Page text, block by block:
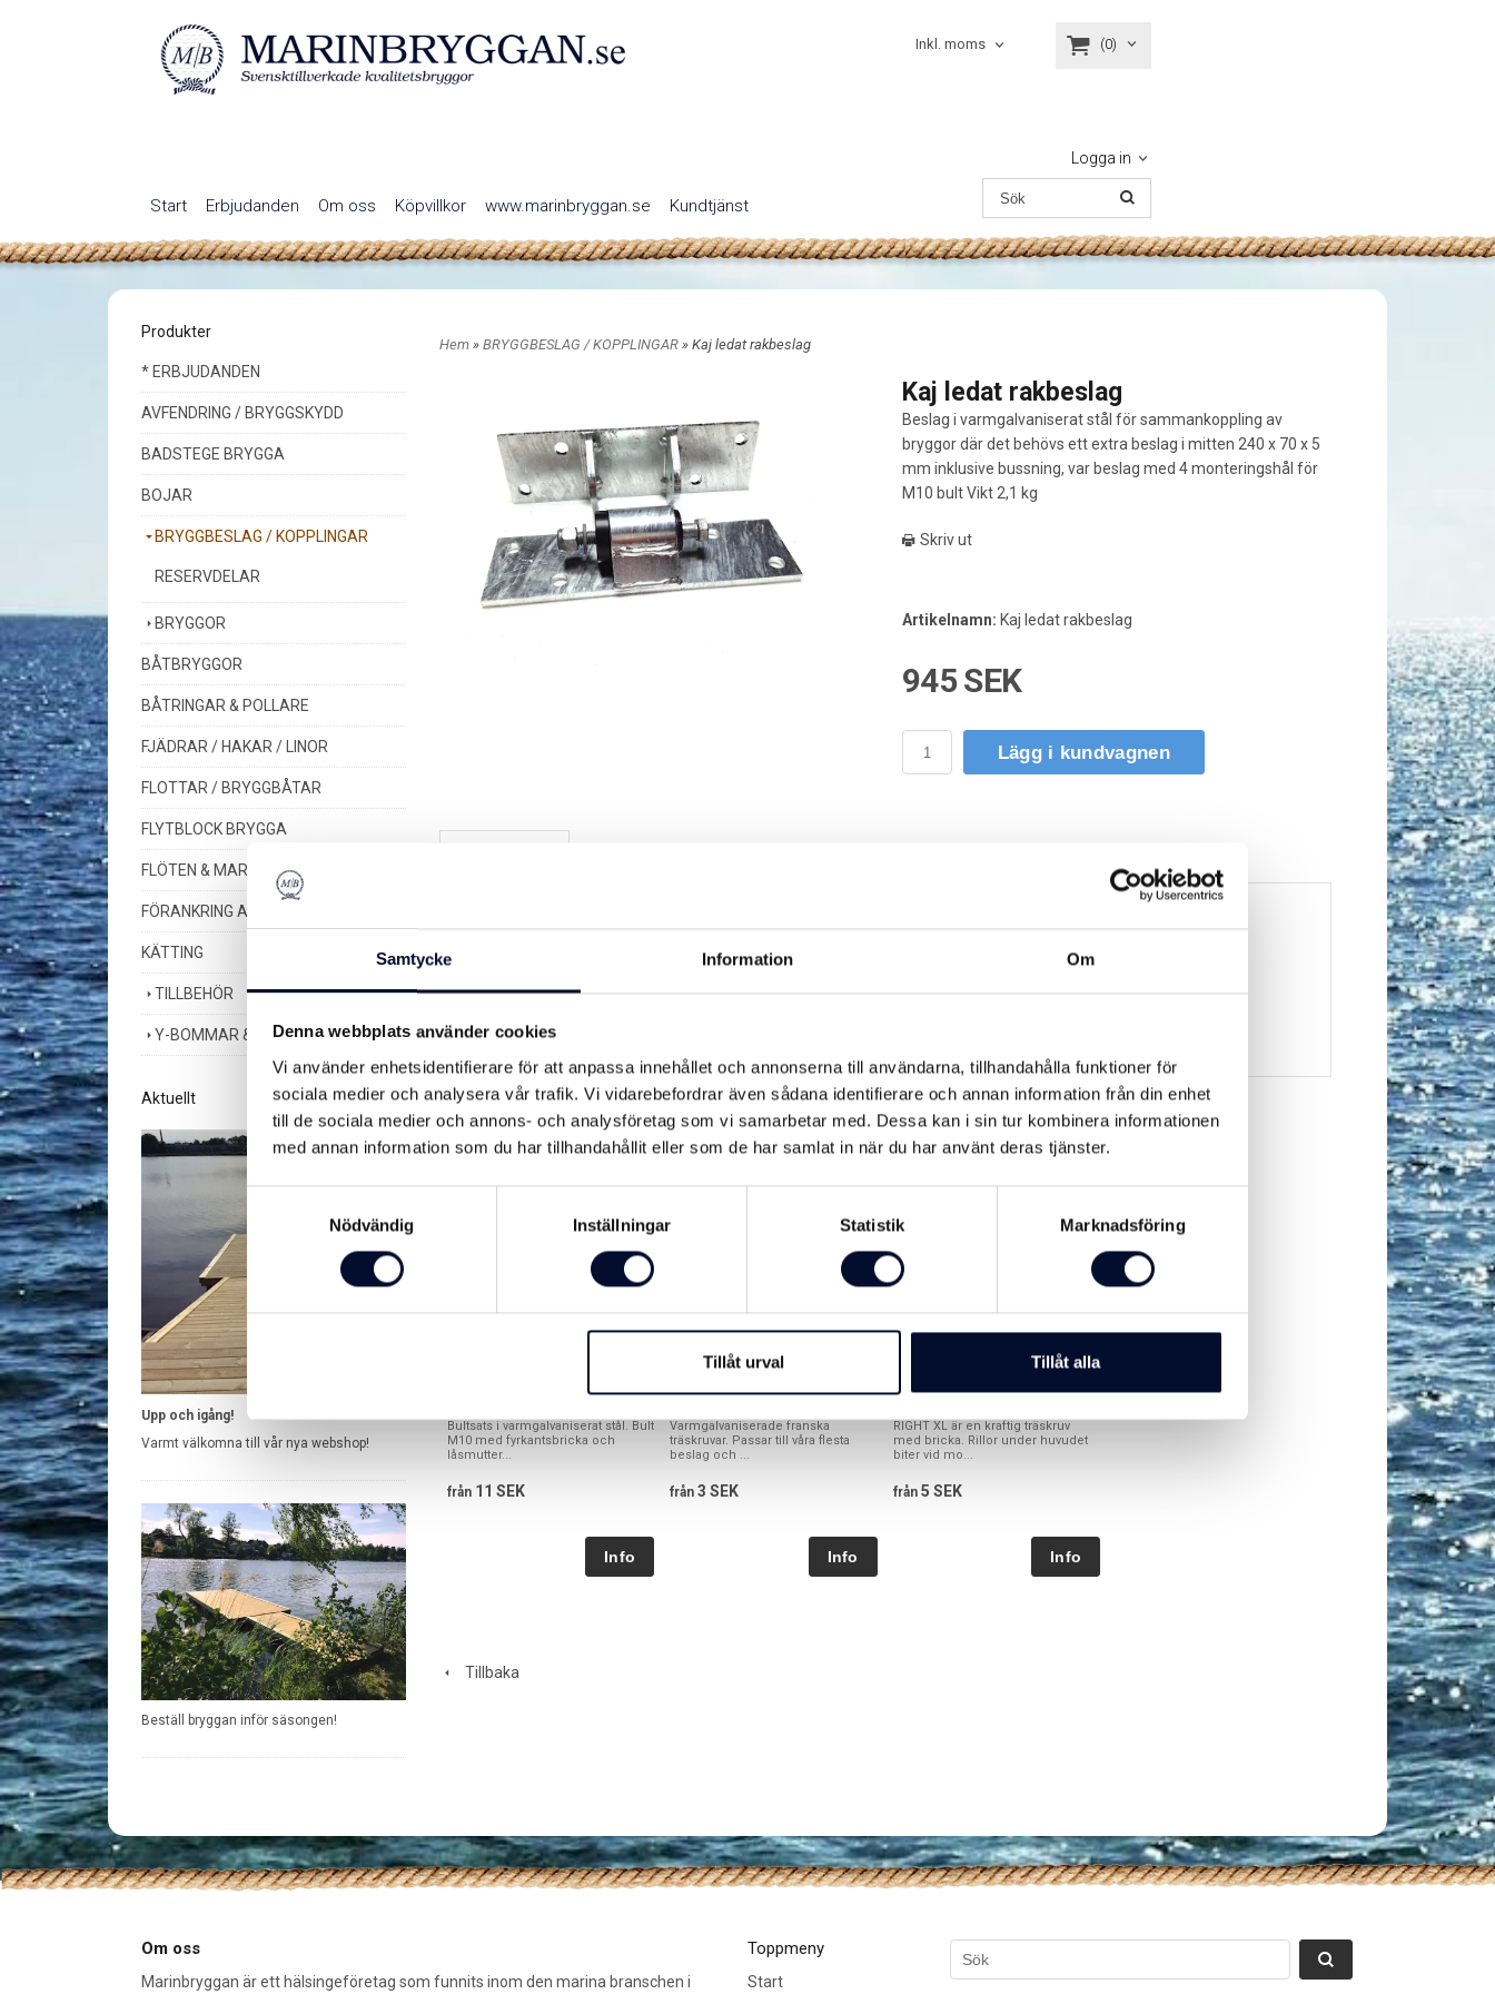
Samtycke Information Om
Denna webbplats använder cookies
Vi använder enhetsidentifierare för att anpassa innehållet och annonserna till användarna, tillhandahålla funktioner för
sociala medier och analysera vår trafik. Vi vidarebefordrar även sådana identifierare och annan information från din enhet
till de sociala medier och annons- och analysföretag som vi samarbetar med. Dessa kan i sin tur kombinera informationen
med annan information som du har tillhandahållit eller som de har samlat in när du har använt deras tjänster.
Nödvändig
Inställningar Statistik Marknadsföring
Tillåt urval Tillåt alla
Inkl. moms (0)
Logga in
Start Erbjudanden Om oss Köpvillkor www.marinbryggan.se Kundtjänst
Produkter
* ERBJUDANDEN
AVFENDRING / BRYGGSKYDD
BADSTEGE BRYGGA
BOJAR
BRYGGBESLAG / KOPPLINGAR
RESERVDELAR
BRYGGOR
BÅTBRYGGOR
BÅTRINGAR & POLLARE
FJÄDRAR / HAKAR / LINOR
FLOTTAR / BRYGGBÅTAR
FLYTBLOCK BRYGGA
FLÖTEN & MARKERINGAR
FÖRANKRING AV BRYGGOR
KÄTTING
TILLBEHÖR
Y-BOMMAR & DELAR
Aktuellt
Upp och igång!
Varmt välkomna till vår nya webshop!
Beställ bryggan inför säsongen!
Hem» BRYGGBESLAG / KOPPLINGAR » Kaj ledat rakbeslag
Kaj ledat rakbeslag
Beslag i varmgalvaniserat stål för sammankoppling av
bryggor där det behövs ett extra beslag i mitten 240 x 70 x 5
mm inklusive bussning, var beslag med 4 monteringshål för
M10 bult Vikt 2,1 kg
Skriv ut
Artikelnamn: Kaj ledat rakbeslag
945 SEK
Lägg i kundvagnen
Se relaterade produkter nedan
Du kanske också är intresserad av
Bultsats i varmgalvaniserat stål. Bult
M10 med fyrkantsbricka och
låsmutter...
från11 SEK
Varmgalvaniserade franska
träskruvar. Passar till våra flesta
beslag och ...
från 3 SEK
RIGHT XL är en kraftig träskruv
med bricka. Rillor under huvudet
biter vid mo...
från5 SEK
Tillbaka
Om oss
Marinbryggan är ett hälsingeföretag som funnits inom den marina branschen i
Toppmeny
Start